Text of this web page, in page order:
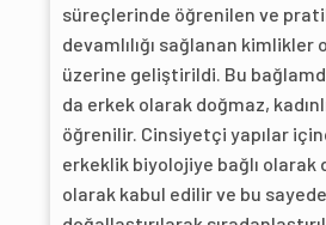
süreçlerinde öğrenilen ve
devamlılığı sağlanan
üzerine geliştirildi. Bu
da erkek olarak doğmaz,
öğrenilir. Cinsiyetçi yapılar
erkeklik biyolojiye bağlı olarak
olarak kabul edilir ve bu